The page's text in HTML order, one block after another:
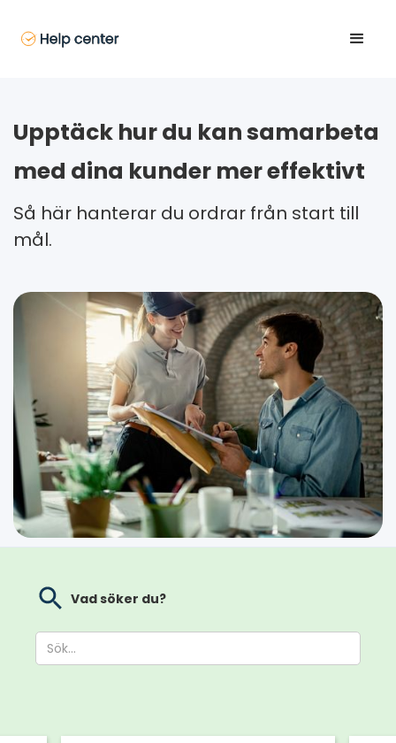
Upptäck hur du kan samarbeta
med dina kunder mer effektivt
Så här hanterar du ordrar från start till
mål.
Vad söker du?